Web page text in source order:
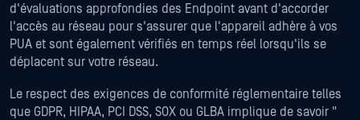
d'évaluations approfondies des Endpoint avant d'accorder
l'accès au réseau pour s'assurer que l'appareil adhère à vos
PUA et sont également vérifiés en temps réel lorsqu'ils se
déplacent sur votre réseau.
Le respect des exigences de conformité réglementaire telles
que GDPR, HIPAA, PCI DSS, SOX ou GLBA implique de savoir "